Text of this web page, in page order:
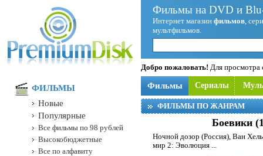
Фильмы на DVD и
Интернет магазин фильмов,
мультфильмов.
Добро пожаловать! Для просмотра
Фильмы Сериалы
ФИЛЬМЫ ПО ЖАНРАМ
Боевики
Ночной дозор (Россия), Ван
мир 2: Эволюция ...
ФИЛЬМЫ
Новые
Популярные
Все фильмы по 98 рублей
Высокобюджетные
Все по алфавиту